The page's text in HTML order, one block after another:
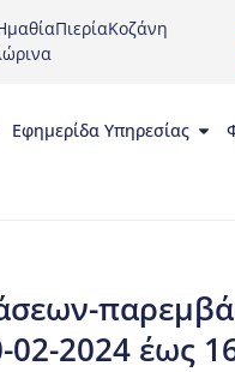
ΠιερίαΚοζάνη
Εφημερίδα Υπηρεσίας
2024 έως